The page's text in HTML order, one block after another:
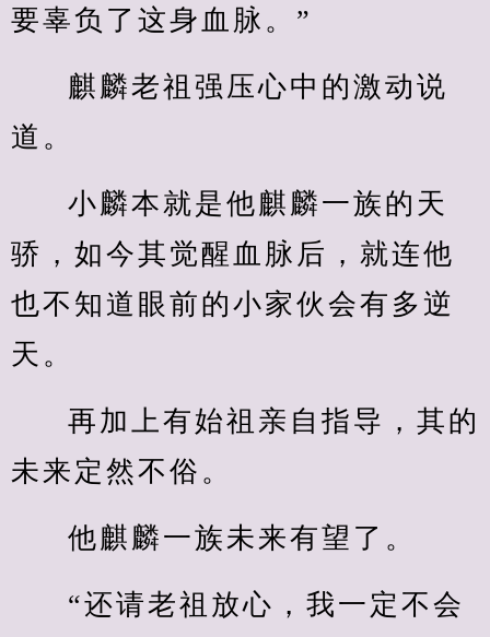
要辜负了这身血脉。”
麒麟老祖强压心中的激动说
道。
小麟本就是他麒麟一族的天
骄，如今其觉醒血脉后，就连他
也不知道眼前的小家伙会有多逆
天。
再加上有始祖亲自指导，其的
未来定然不俗。
他麒麟一族未来有望了。
“还请老祖放心，我一定不会